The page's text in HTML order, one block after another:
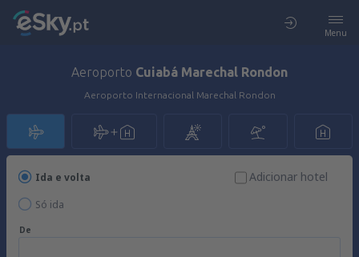
Menu
Aeroporto Cuiabá Marechal Rondon
Aeroporto Internacional Marechal Rondon
Ida e volta
Só ida
Adicionar hotel
De